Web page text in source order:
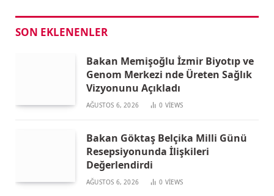
SON EKLENENLER
Bakan Memişoğlu İzmir Biyotıp ve
Genom Merkezi nde Üreten Sağlık
Vizyonunu Açıkladı
AĞUSTOS 6, 2026 0 VIEWS
Bakan Göktaş Belçika Milli Günü
Resepsiyonunda İlişkileri
Değerlendirdi
AĞUSTOS 6, 2026 0 VIEWS